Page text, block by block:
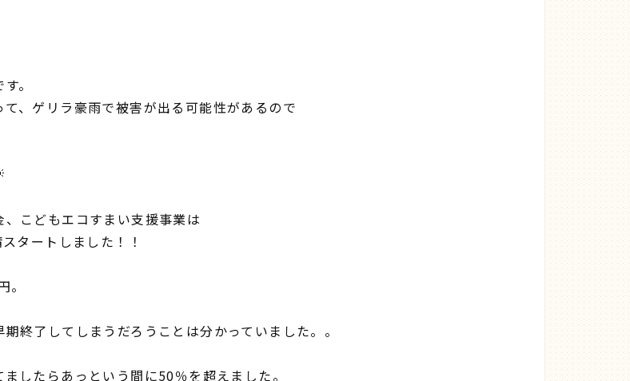
。
、ゲリラ豪雨で被害が出る可能性があるので
こどもエコすまい支援事業は
タートしました！！
終了してしまうだろうことは分かっていました。。
したらあっという間に50％を超えました。